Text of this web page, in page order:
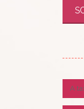
A